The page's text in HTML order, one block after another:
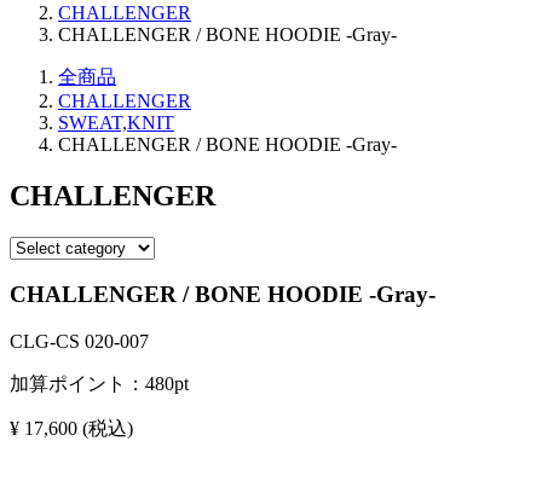
CHALLENGER
CHALLENGER / BONE HOODIE -Gray-
全商品
CHALLENGER
SWEAT,KNIT
CHALLENGER / BONE HOODIE -Gray-
CHALLENGER
CHALLENGER / BONE HOODIE -Gray-
CLG-CS 020-007
加算ポイント： 480pt
¥ 17,600 (税込)